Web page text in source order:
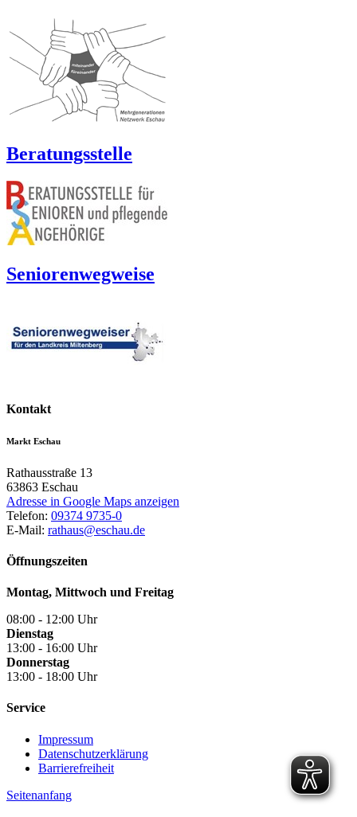
Beratungsstelle
Seniorenwegweise
Kontakt
Markt Eschau
Rathausstraße 13
63863 Eschau
Adresse in Google Maps anzeigen
Telefon: 09374 9735-0
E-Mail: rathaus@eschau.de
Öffnungszeiten
Montag, Mittwoch und Freitag
08:00 - 12:00 Uhr
Dienstag
13:00 - 16:00 Uhr
Donnerstag
13:00 - 18:00 Uhr
Service
Impressum
Datenschutzerklärung
Barrierefreiheit
Seitenanfang